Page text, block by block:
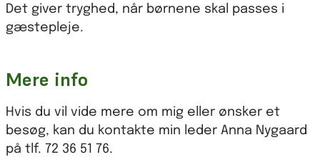
Det giver tryghed, når børnene skal passes i
gæstepleje.
Mere info
Hvis du vil vide mere om mig eller ønsker et
besøg, kan du kontakte min leder Anna Nygaard
på tlf. 72 36 51 76.